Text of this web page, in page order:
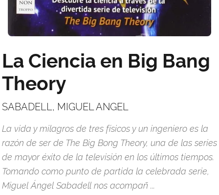
La Ciencia en Big Bang
Theory
SABADELL, MIGUEL ANGEL
La vida y milagros de tres físicos y un ingeniero es la
razón de ser de The Big Bong Theory, una de las series
de mayor éxito de la televisión en los últimos tiempos.
Tomando como punto de partida la celebrada serie,
Miguel Ángel Sabadell nos acompañ ...